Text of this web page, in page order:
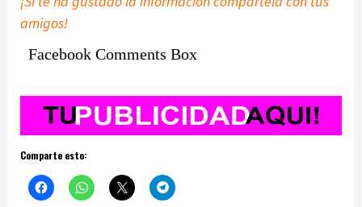
amigos!
Facebook Comments Box
Comparte esto: